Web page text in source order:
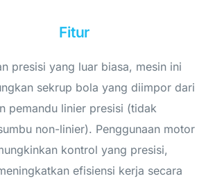
Fitur
presisi yang luar biasa, mesin ini
sekrup bola yang diimpor dari
pemandu linier presisi (tidak
non-linier). Penggunaan motor
kontrol yang presisi,
efisiensi kerja secara